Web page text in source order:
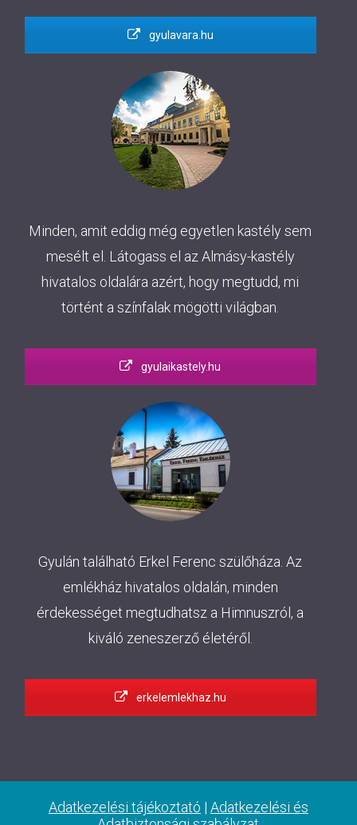
gyulavara.hu
Minden, amit eddig még egyetlen kastély sem
mesélt el. Látogass el az Almásy-kastély
hivatalos oldalára azért, hogy megtudd, mi
történt a színfalak mögötti világban.
gyulaikastely.hu
Gyulán található Erkel Ferenc szülőháza. Az
emlékház hivatalos oldalán, minden
érdekességet megtudhatsz a Himnuszról, a
kiváló zeneszerző életéről.
erkelemlekhaz.hu
Adatkezelési tájékoztató | Adatkezelési és